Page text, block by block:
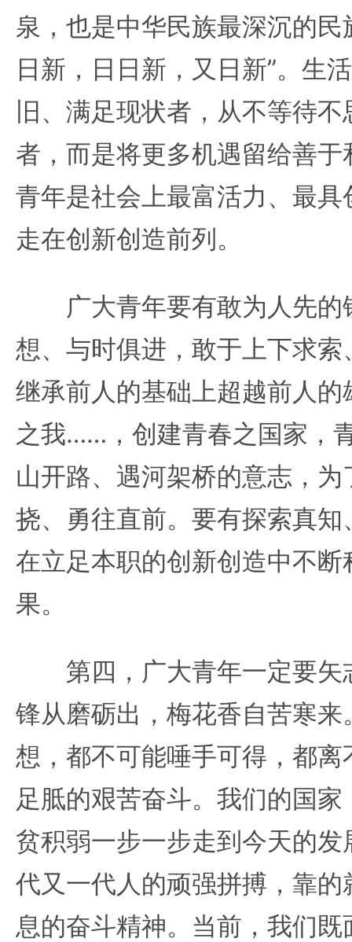
泉，也是中华民族最深沉的民
日新，日日新，又日新”。生
旧、满足现状者，从不等待
者，而是将更多机遇留给善
青年是社会上最富活力、最
走在创新创造前列。
广大青年要有敢为人先的
想、与时俱进，敢于上下求
继承前人的基础上超越前人的
之我……，创建青春之国家，
山开路、遇河架桥的意志，
挠、勇往直前。要有探索真
在立足本职的创新创造中不
果。
第四，广大青年一定要矢
锋从磨砺出，梅花香自苦寒来
想，都不可能唾手可得，都
足胝的艰苦奋斗。我们的国
贫积弱一步一步走到今天的
代又一代人的顽强拼搏，靠
息的奋斗精神。当前，我们